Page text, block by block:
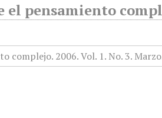
el pensamiento